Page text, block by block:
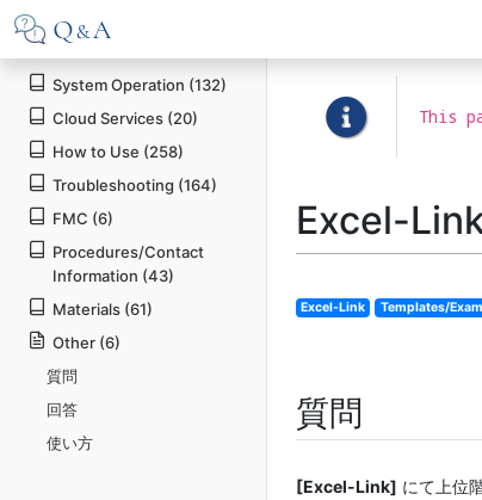
This
Excel-
Excel-Link Templates/
質問
[Excel-Link] にて上位
System Operation (132)
Cloud Services (20)
How to Use (258)
Troubleshooting (164)
FMC (6)
Procedures/Contact
Information (43)
Materials (61)
Other (6)
質問
回答
使い方